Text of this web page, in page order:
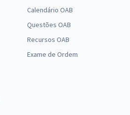
Calendário OAB
Questões OAB
Recursos OAB
Exame de Ordem